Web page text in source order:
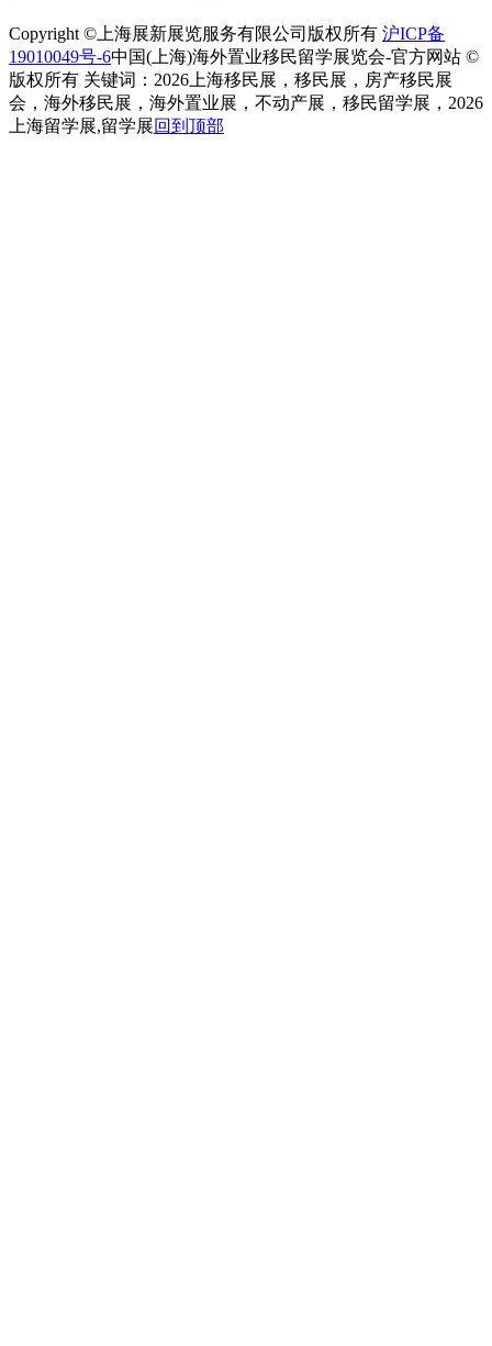
Copyright ©上海展新展览服务有限公司版权所有 沪ICP备
19010049号-6中国(上海)海外置业移民留学展览会-官方网站 ©
版权所有 关键词：2026上海移民展，移民展，房产移民展
会，海外移民展，海外置业展，不动产展，移民留学展，2026
上海留学展,留学展回到顶部